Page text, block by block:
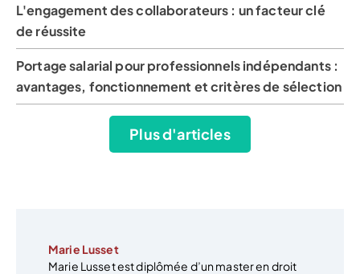
L'engagement des collaborateurs : un facteur clé
de réussite
Portage salarial pour professionnels indépendants :
avantages, fonctionnement et critères de sélection
Plus d'articles
Marie Lusset
Marie Lusset est diplômée d’un master en droit